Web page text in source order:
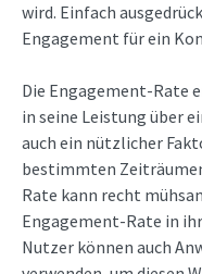
wird. Einfach
Engagement für ein
Die Engagement-Rate
in seine Leistung über
auch ein nützlicher
bestimmten
Rate kann recht
Engagement-Rate in
Nutzer können auch